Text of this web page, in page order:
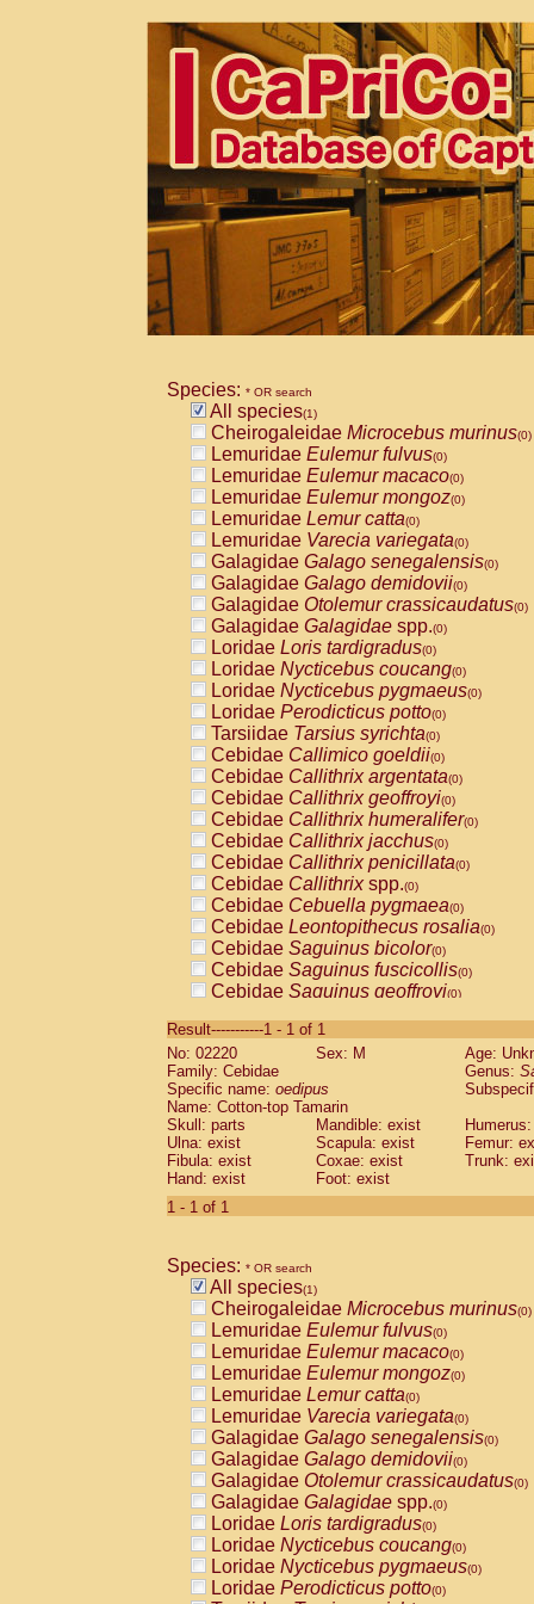
Species: * OR search
All species(1)
Cheirogaleidae Microcebus murinus(0)
Lemuridae Eulemur fulvus(0)
Lemuridae Eulemur macaco(0)
Lemuridae Eulemur mongoz(0)
Lemuridae Lemur catta(0)
Lemuridae Varecia variegata(0)
Galagidae Galago senegalensis(0)
Galagidae Galago demidovii(0)
Galagidae Otolemur crassicaudatus(0)
Galagidae Galagidae spp.(0)
Loridae Loris tardigradus(0)
Loridae Nycticebus coucang(0)
Loridae Nycticebus pygmaeus(0)
Loridae Perodicticus potto(0)
Tarsiidae Tarsius syrichta(0)
Cebidae Callimico goeldii(0)
Cebidae Callithrix argentata(0)
Cebidae Callithrix geoffroyi(0)
Cebidae Callithrix humeralifer(0)
Cebidae Callithrix jacchus(0)
Cebidae Callithrix penicillata(0)
Cebidae Callithrixspp.(0)
Cebidae Cebuella pygmaea(0)
Cebidae Leontopithecus rosalia(0)
Cebidae Saguinus bicolor(0)
Cebidae Saguinus fuscicollis(0)
Cebidae Saguinus geoffroyi(0)
CebidaeSaguinus labiatus(0)
Cebidae Saguinus leucopus (0)
Cebidae
CebidaeSaguinus mystax
Cebidae Saguinus nigricollis (0)
Cebidae Saguinus oedipus
Cebidae Saguinus weddelli
Cebidae Saguinusspp.
Cebidae
CebidaeCebus capucinus
CebidaeCebus nigrivittatus
CebidaeCebus spp.(0)
CebidaeSaimiri boliviensis(0)
CebidaeSaimiri sciureus(0)
AtelidaeAlouatta caraya(0)
AtelidaeAlouatta fusca(0)
AtelidaeAlouatta seniculus(0)
AtelidaeAlouattaspp.(0)
AtelidaeAteles belzebuth(0)
AtelidaeAteles geoffroyi(0)
AtelidaeAteles paniscus(0)
AtelidaeAtelesspp.(0)
AtelidaeLagothrix lagothricha(0)
AtelidaeLagothrix lagothricha cana
PitheciidaeCacajao calvus
Result-----------1 - 1 of 1
No: 02220
Sex: M
Age:
Family: Cebidae
Genus:
Specific name: oedipus
Name: Cotton-top Tamarin
Skull: parts
Mandible: exist
Ulna: exist
Scapula: exist
Femur:
Fibula: exist
Coxae: exist
Trunk:
Hand: exist
Foot: exist
1 - 1 of 1
Species: * OR search
All species(1)
Cheirogaleidae Microcebus murinus(0)
Lemuridae Eulemur fulvus(0)
Lemuridae Eulemur macaco(0)
Lemuridae Eulemur mongoz(0)
Lemuridae Lemur catta(0)
Lemuridae Varecia variegata(0)
Galagidae Galago senegalensis(0)
Galagidae Galago demidovii(0)
Galagidae Otolemur crassicaudatus(0)
Galagidae Galagidae spp.(0)
Loridae Loris tardigradus(0)
Loridae Nycticebus coucang(0)
Loridae Nycticebus pygmaeus(0)
Loridae Perodicticus potto(0)